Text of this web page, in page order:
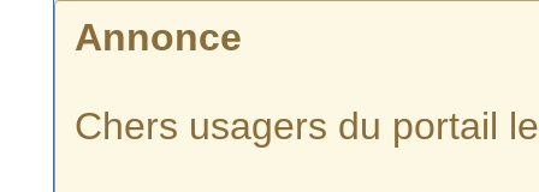
Annonce
Chers usagers du portail